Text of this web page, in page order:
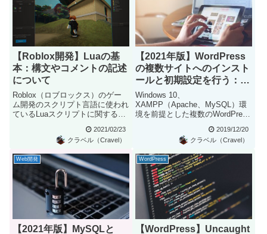
【Roblox開発】Luaの基
本：構文やコメントの記述
について
Roblox（ロブロックス）のゲー
ム開発のスクリプト言語に使われ
ているLuaスクリプトに関する解
2021/02/23
クラベル（Cravel）
【2021年版】WordPress
の複数サイトへのインスト
ールと初期設定を行う：
XAMPP初期設定 (4/4)
Windows 10、
XAMPP（Apache、MySQL）環
境を前提とした複数のWordPress
2019/12/20
クラベル（Cravel）
Web開発
【2021年版】MySQLと
WordPress
【WordPress】Uncaught